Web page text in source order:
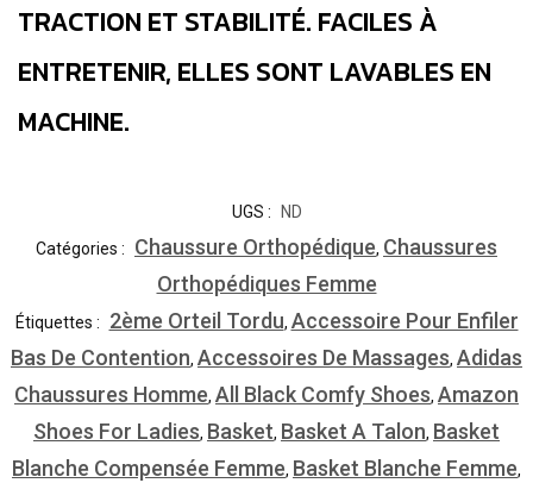
TRACTION ET STABILITÉ. FACILES À
ENTRETENIR, ELLES SONT LAVABLES EN
MACHINE.
UGS :
ND
Catégories :
Chaussure Orthopédique, Chaussures
Orthopédiques Femme
Étiquettes : 2ème Orteil Tordu, Accessoire Pour Enfiler
Bas De Contention, Accessoires De Massages, Adidas
Chaussures Homme, All Black Comfy Shoes, Amazon
Shoes For Ladies, Basket, Basket A Talon, Basket
Blanche Compensée Femme, Basket Blanche Femme,